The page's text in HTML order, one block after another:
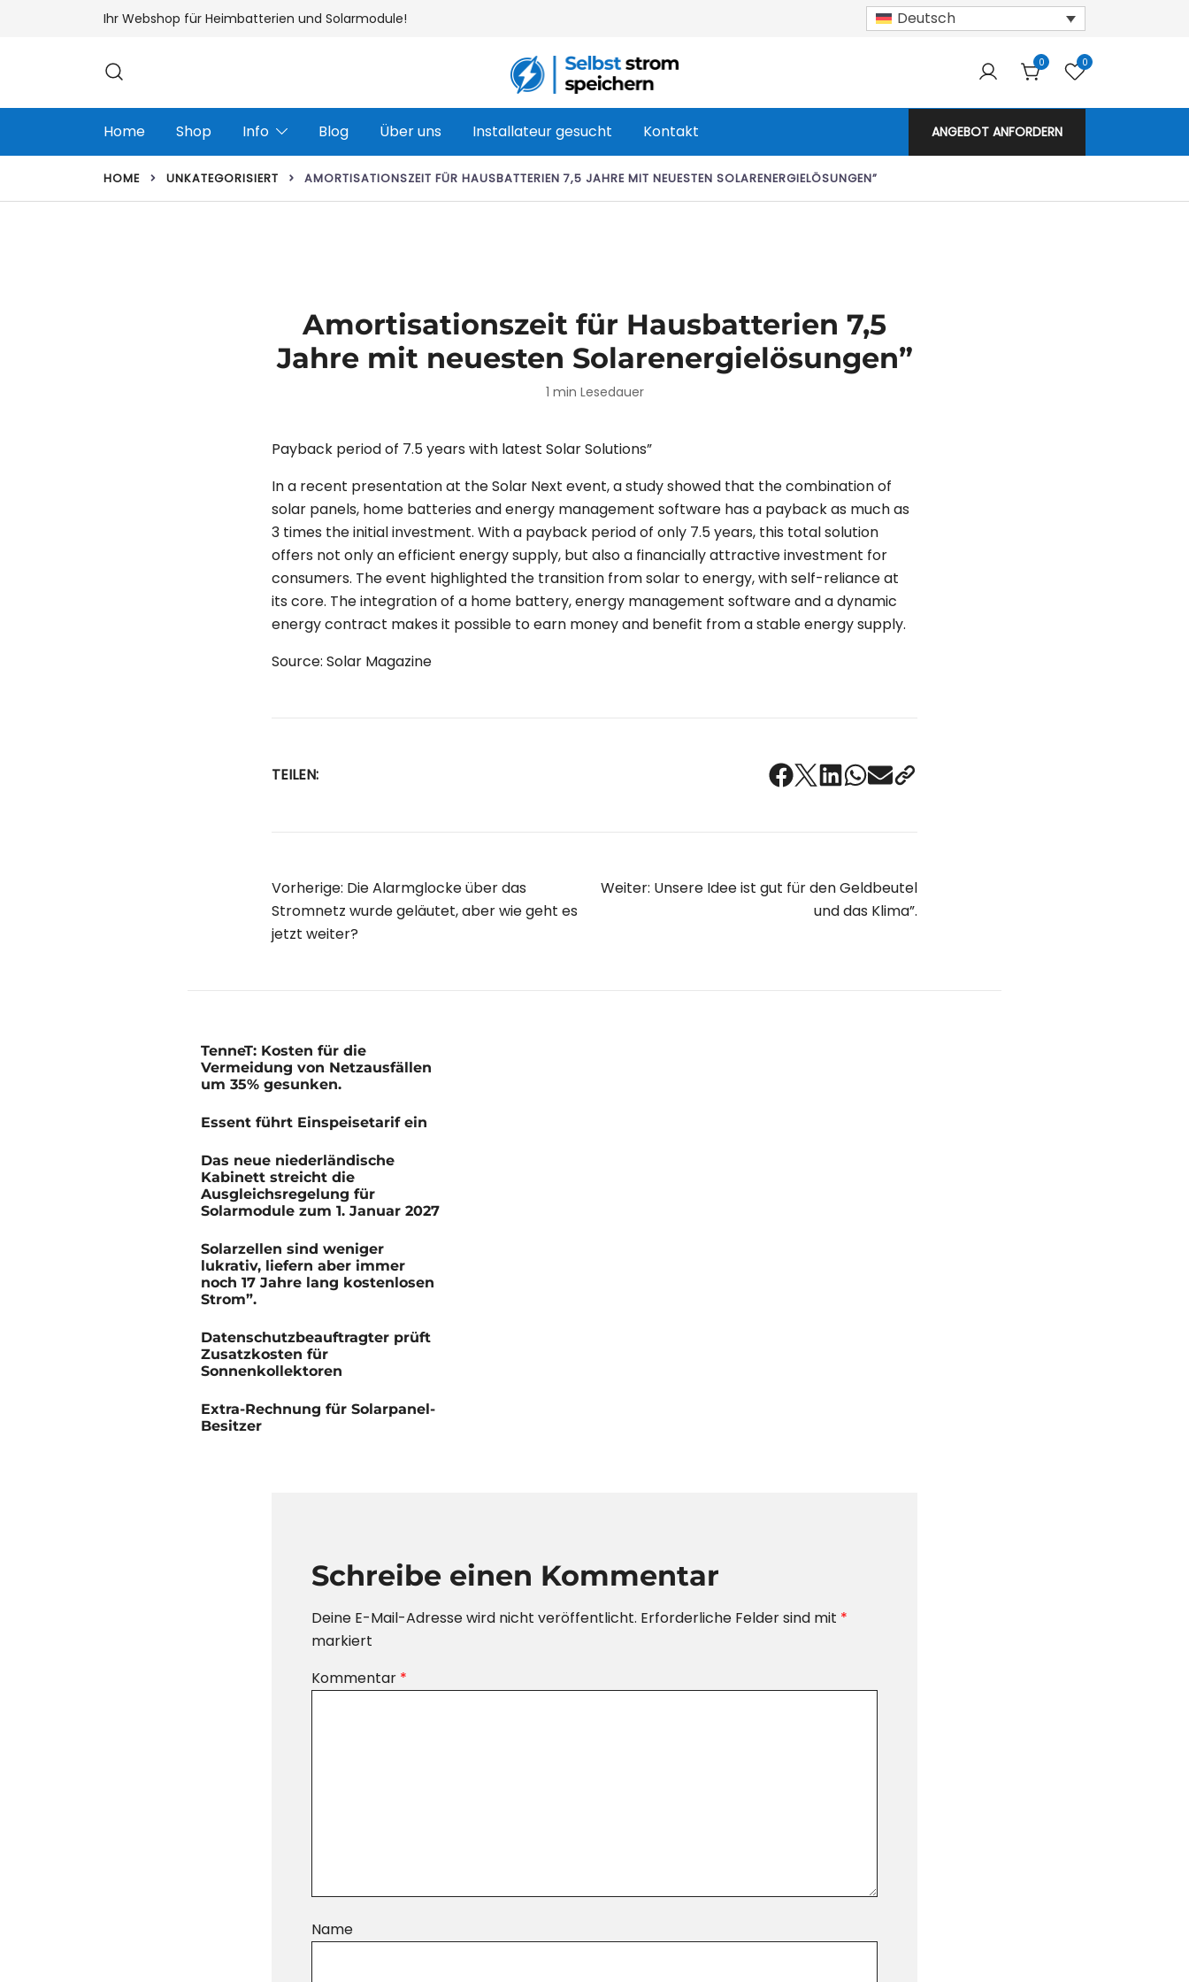
Ihr Webshop für Heimbatterien und Solarmodule! Deutsch
Selbst strom speichern
Ihr Webshop für Heimbatterien und Solarmodule!
0 0
Home Shop Info Blog Über uns Installateur gesucht Kontakt ANGEBOT ANFORDERN
HOME UNKATEGORISIERT AMORTISATIONSZEIT FÜR HAUSBATTERIEN 7,5 JAHRE MIT NEUESTEN SOLARENERGIELÖSUNGEN”
Amortisationszeit für Hausbatterien 7,5
Jahre mit neuesten Solarenergielösungen”
1 min Lesedauer
Payback period of 7.5 years with latest Solar Solutions”
In a recent presentation at the Solar Next event, a study showed that the combination of
solar panels, home batteries and energy management software has a payback as much as
3 times the initial investment. With a payback period of only 7.5 years, this total solution
offers not only an efficient energy supply, but also a financially attractive investment for
consumers. The event highlighted the transition from solar to energy, with self-reliance at
its core. The integration of a home battery, energy management software and a dynamic
energy contract makes it possible to earn money and benefit from a stable energy supply.
Source: Solar Magazine
TEILEN:
Beitragsnavigation
Vorherige: Die Alarmglocke über das
Stromnetz wurde geläutet, aber wie geht es
jetzt weiter?
Weiter: Unsere Idee ist gut für den Geldbeutel
und das Klima”.
TenneT: Kosten für die
Vermeidung von Netzausfällen
um 35% gesunken.
Essent führt Einspeisetarif ein
Das neue niederländische
Kabinett streicht die
Ausgleichsregelung für
Solarmodule zum 1. Januar 2027
Solarzellen sind weniger
lukrativ, liefern aber immer
noch 17 Jahre lang kostenlosen
Strom”.
Datenschutzbeauftragter prüft
Zusatzkosten für
Sonnenkollektoren
Extra-Rechnung für Solarpanel-
Besitzer
Schreibe einen Kommentar
Deine E-Mail-Adresse wird nicht veröffentlicht. Erforderliche Felder sind mit *
markiert
Kommentar *
Name